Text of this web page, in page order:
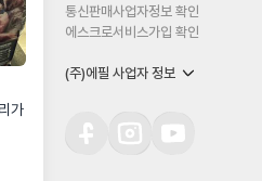
가
통신판매사업자정보 확인
에스크로서비스가입 확인
(주)에필 사업자 정보